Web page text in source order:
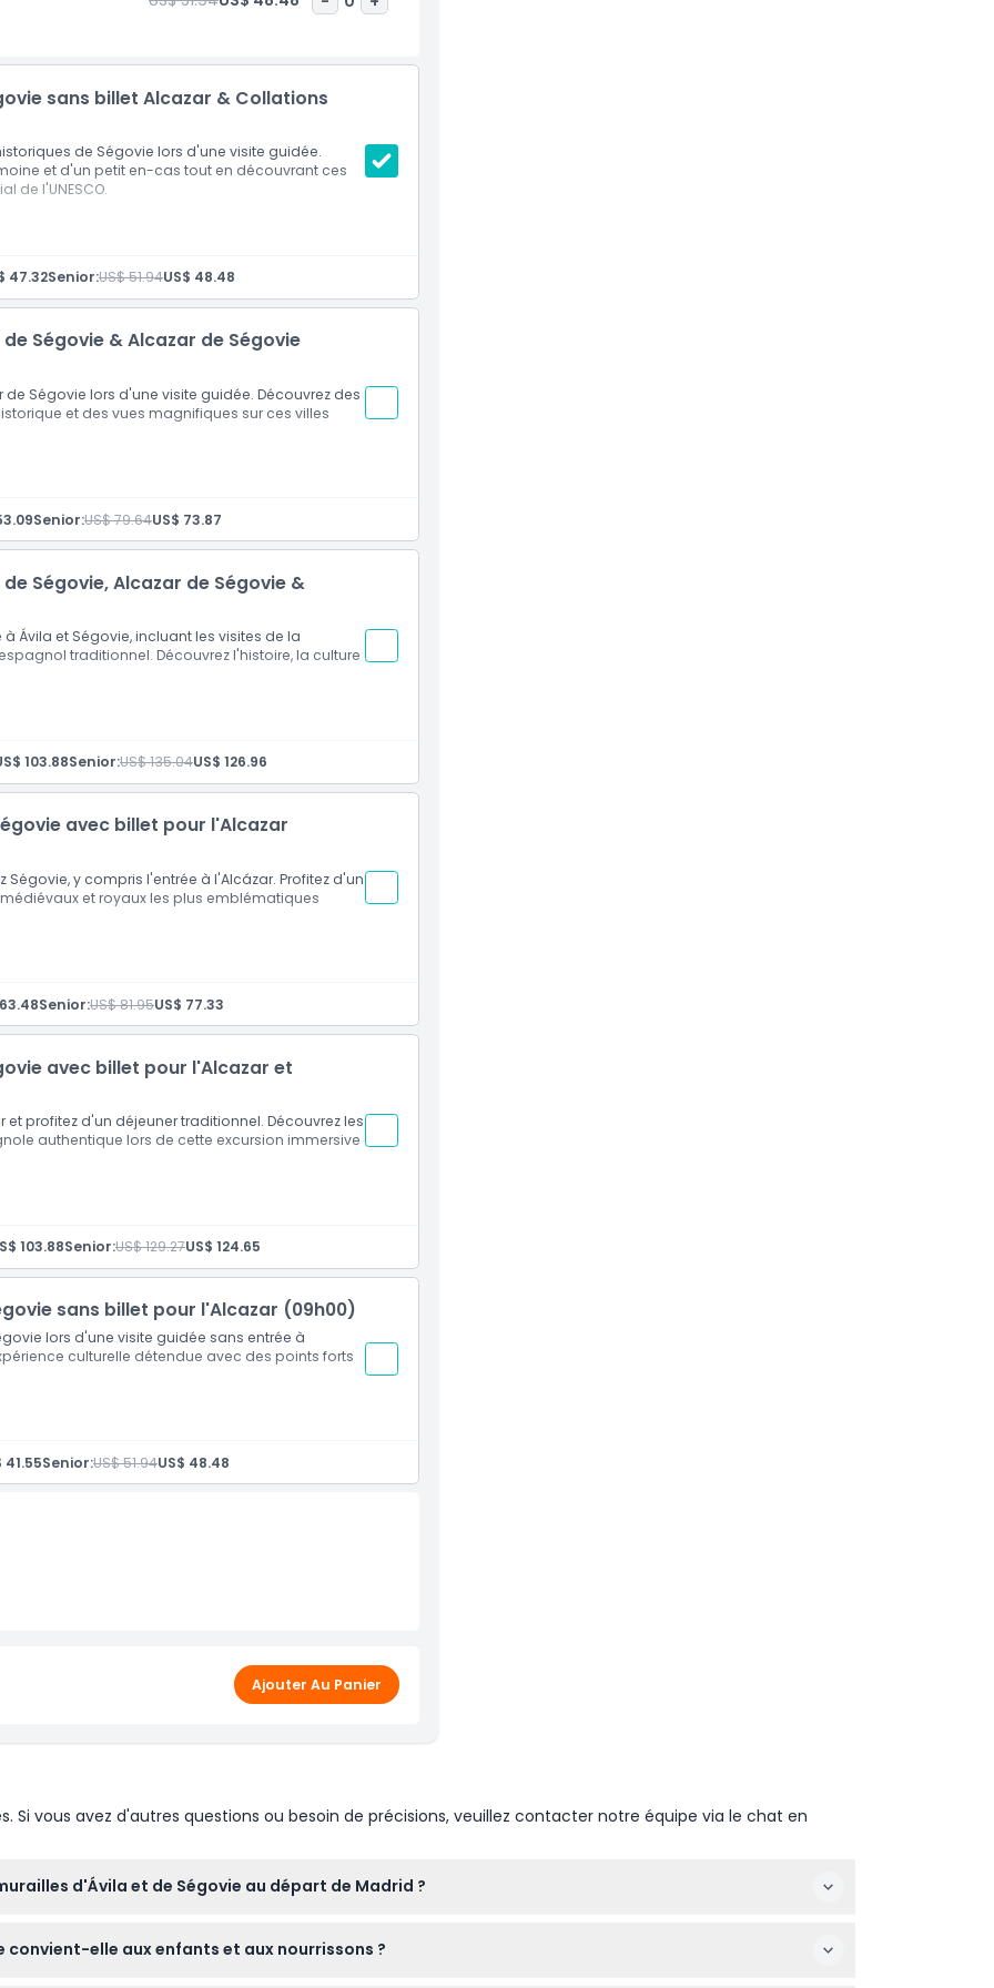
sans billet Alcazar & Collations
de Ségovie lors d'une visite guidée.
et d'un petit en-cas tout en découvrant ces
de l'UNESCO.
47.32Senior:US$ 51.94US$ 48.48
Ségovie & Alcazar de Ségovie
de Ségovie lors d'une visite guidée. Découvrez des
et des vues magnifiques sur ces villes
rendez-vous
Senior:US$ 79.64US$ 73.87
Ségovie, Alcazar de Ségovie &
Ávila et Ségovie, incluant les visites de la
traditionnel. Découvrez l'histoire, la culture
rendez-vous
d’Ávila ou soupe castillane + steak d’Ávila,
103.88Senior:US$ 135.04US$ 126.96
avec billet pour l'Alcazar
y compris l'entrée à l'Alcázar. Profitez d'un
et royaux les plus emblématiques
rendez-vous
Senior:US$ 81.95US$ 77.33
avec billet pour l'Alcazar et
et profitez d'un déjeuner traditionnel. Découvrez les
authentique lors de cette excursion immersive
de « La Granja », cochon de lait rôti,
», pain, vin et eau minérale
rendez-vous
103.88Senior:US$ 129.27US$ 124.65
sans billet pour l'Alcazar (09h00)
lors d'une visite guidée sans entrée à
culturelle détendue avec des points forts
41.55Senior:US$ 51.94US$ 48.48
Ajouter Au Panier
Si vous avez d'autres questions ou besoin de précisions, veuillez contacter notre équipe via le chat en
d'Ávila et de Ségovie au départ de Madrid ?
convient-elle aux enfants et aux nourrissons ?